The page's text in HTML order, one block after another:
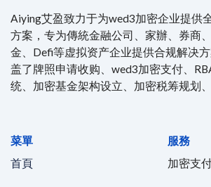
Aiying艾盈致力于为wed3加密企业提供
方案，专为傳統金融公司、家辦、券商
金、Defi等虚拟资产企业提供合规解决
盖了牌照申请收购、wed3加密支付、
统、加密基金架构设立、加密税筹规划
菜單
首頁
服務
加密支